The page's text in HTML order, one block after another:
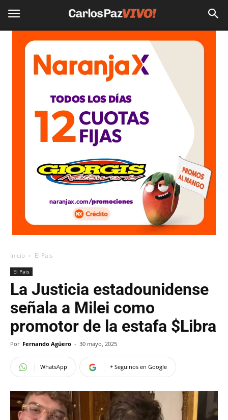
Inicio El Pais
El Pais
La Justicia estadounidense
señala a Milei como
promotor de la estafa $Libra
Por Fernando Agüero - 30 mayo, 2025
WhatsApp + Seguinos en Google